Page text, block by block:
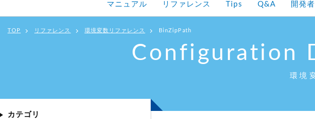
マニュアル リファレンス Tips Q&A 開発
TOP リファレンス 環境変数リファレンス BinZipPath
Configuration
環境
カテゴリ